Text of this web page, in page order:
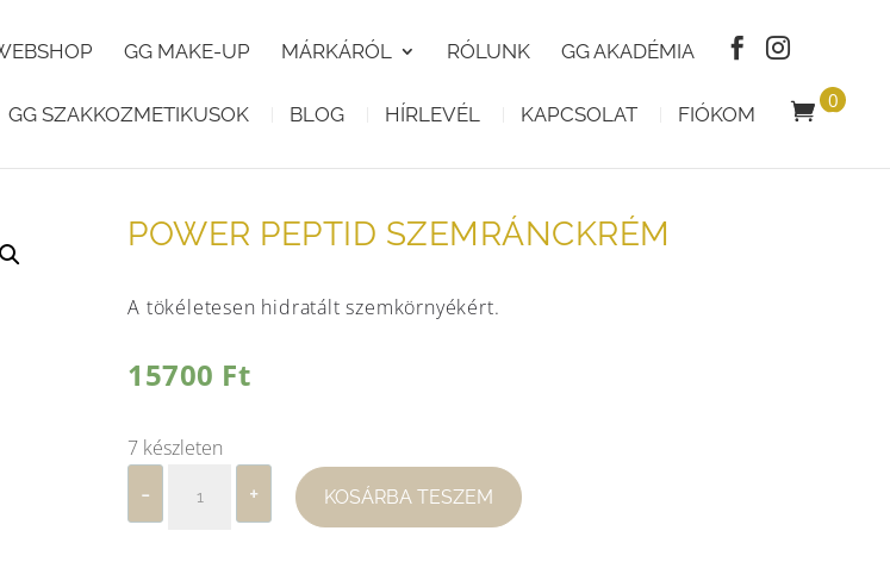
GG MAKE-UP MÁRKÁRÓL RÓLUNK GG AKADÉMIA
GG SZAKKOZMETIKUSOK BLOG HÍRLEVÉL KAPCSOLAT FIÓKOM
0
T
M
POWER PEPTID SZEMRÁNCKRÉM
A tökéletesen hidratált szemkörnyékért.
15700 Ft
7 készleten
-
Peptid
+ KOSÁRBA TESZEM